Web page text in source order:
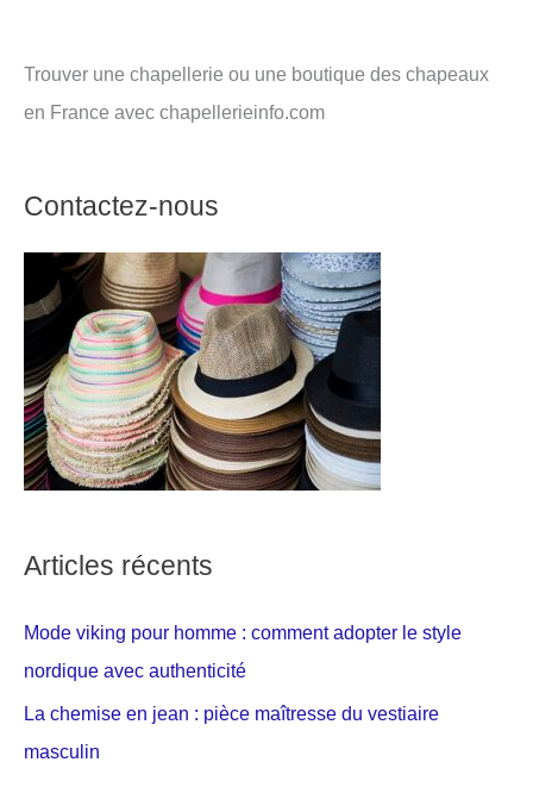
Trouver une chapellerie ou une boutique des chapeaux
en France avec chapellerieinfo.com
Contactez-nous
Articles récents
Mode viking pour homme : comment adopter le style
nordique avec authenticité
La chemise en jean : pièce maîtresse du vestiaire
masculin